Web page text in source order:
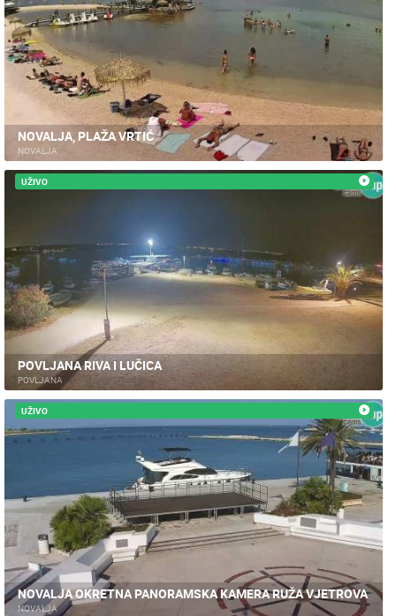
NOVALJA, PLAŽA VRTIĆ
NOVALJA
UŽIVO
POVLJANA RIVA I LUČICA
POVLJANA
UŽIVO
NOVALJA OKRETNA PANORAMSKA KAMERA RUŽA VJETROVA
NOVALJA